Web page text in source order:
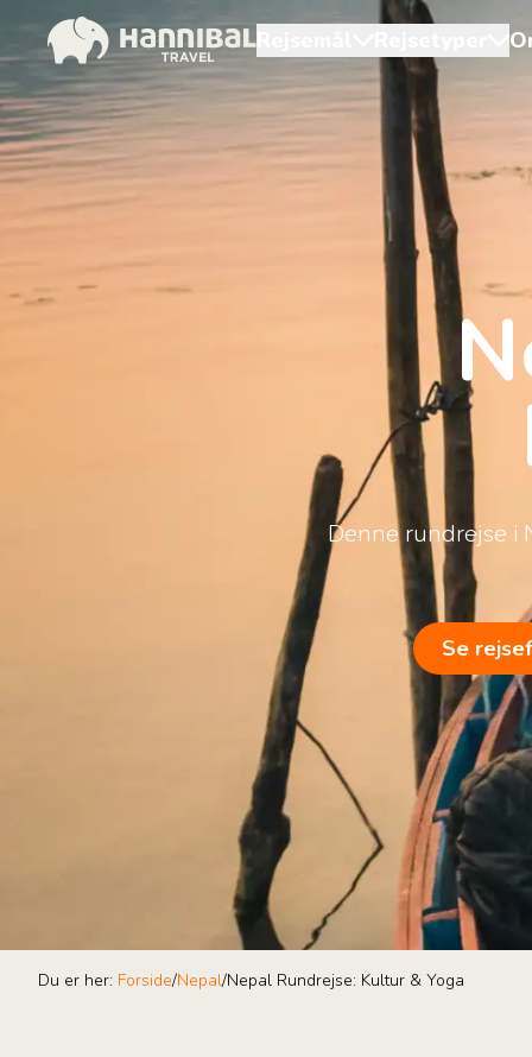
Denne rundrejse i
Se
Du er her: Forside/Nepal/Nepal Rundrejse: Kultur & Yoga